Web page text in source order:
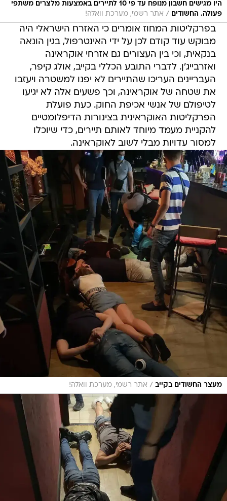
היו מגישים חשבון מנופח עד פי 10 לתיירים באמצעות מלצרים משתפי
פעולה. החשודים
/ אתר רשמי, מערכת וואלה!
בפרקליטות המחוז אומרים כי האזרח הישראלי היה
מבוקש עוד קודם לכן על ידי האינטרפול, בגין הונאה
בנקאית, וכי בין העצורים גם אזרחי אוקראינה
ואזרבייג'ן. לדברי התובע הכללי בקייב, אולג קיפר,
העבריינים העריכו שהתיירים לא יפנו למשטרה ויעזבו
את שטחה של אוקראינה, וכך פשעים אלה לא יגיעו
לטיפולם של אנשי אכיפת החוק. כעת פועלת
הפרקליטות האוקראינית בצינורות הדיפלומטיים
להקניית מעמד מיוחד לאותם תיירים, כדי שיוכלו
למסור עדויות מבלי לשוב לאוקראינה.
מעצר החשודים בקייב / אתר רשמי, מערכת וואלה!